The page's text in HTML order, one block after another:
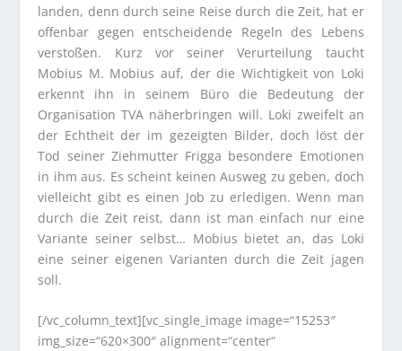
landen, denn durch seine Reise durch die Zeit, hat er
offenbar gegen entscheidende Regeln des Lebens
verstoßen. Kurz vor seiner Verurteilung taucht
Mobius M. Mobius auf, der die Wichtigkeit von Loki
erkennt ihn in seinem Büro die Bedeutung der
Organisation TVA näherbringen will. Loki zweifelt an
der Echtheit der im gezeigten Bilder, doch löst der
Tod seiner Ziehmutter Frigga besondere Emotionen
in ihm aus. Es scheint keinen Ausweg zu geben, doch
vielleicht gibt es einen Job zu erledigen. Wenn man
durch die Zeit reist, dann ist man einfach nur eine
Variante seiner selbst… Mobius bietet an, das Loki
eine seiner eigenen Varianten durch die Zeit jagen
soll.
[/vc_column_text][vc_single_image image=“15253″
img_size=“620×300″ alignment=“center“